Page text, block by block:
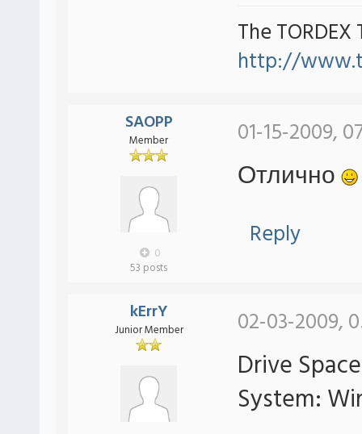
The TORDEX
http://
SAOPP
Member
0
53 posts
01-15-2009,
Отлично
Reply
kErrY
Junior Member 02-03-2009,
Drive
System: